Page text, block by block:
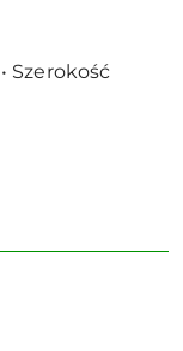
Szerokość